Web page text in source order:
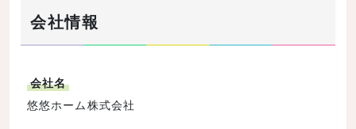
会社情報
会社名
悠悠ホーム株式会社